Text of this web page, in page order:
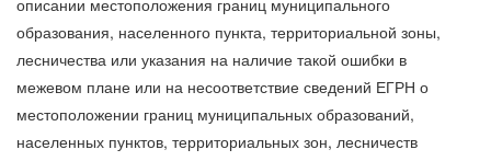
образования, населенного пункта, территориальной зоны,
лесничества или указания на наличие такой ошибки в
межевом плане или на несоответствие сведений ЕГРН о
местоположении границ муниципальных образований,
населенных пунктов, территориальных зон, лесничеств